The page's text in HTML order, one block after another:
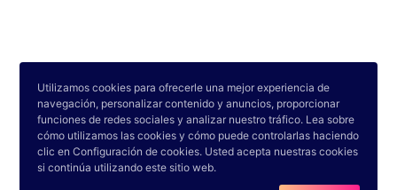
Países • Universidades • Carreras
• Test • Privacidad • Contacto
Utilizamos cookies para ofrecerle una mejor experiencia de
navegación, personalizar contenido y anuncios, proporcionar
funciones de redes sociales y analizar nuestro tráfico. Lea sobre
cómo utilizamos las cookies y cómo puede controlarlas haciendo
clic en Configuración de cookies. Usted acepta nuestras cookies
si continúa utilizando este sitio web.